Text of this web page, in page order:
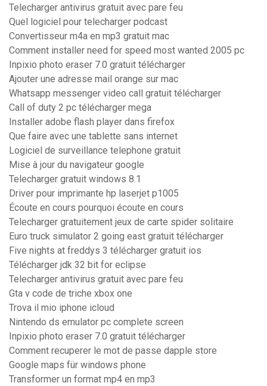
Telecharger antivirus gratuit avec pare feu
Quel logiciel pour telecharger podcast
Convertisseur m4a en mp3 gratuit mac
Comment installer need for speed most wanted 2005 pc
Inpixio photo eraser 7.0 gratuit télécharger
Ajouter une adresse mail orange sur mac
Whatsapp messenger video call gratuit télécharger
Call of duty 2 pc télécharger mega
Installer adobe flash player dans firefox
Que faire avec une tablette sans internet
Logiciel de surveillance telephone gratuit
Mise à jour du navigateur google
Telecharger gratuit windows 8.1
Driver pour imprimante hp laserjet p1005
Écoute en cours pourquoi écoute en cours
Telecharger gratuitement jeux de carte spider solitaire
Euro truck simulator 2 going east gratuit télécharger
Five nights at freddys 3 télécharger gratuit ios
Télécharger jdk 32 bit for eclipse
Telecharger antivirus gratuit avec pare feu
Gta v code de triche xbox one
Trova il mio iphone icloud
Nintendo ds emulator pc complete screen
Inpixio photo eraser 7.0 gratuit télécharger
Comment recuperer le mot de passe dapple store
Google maps für windows phone
Transformer un format mp4 en mp3